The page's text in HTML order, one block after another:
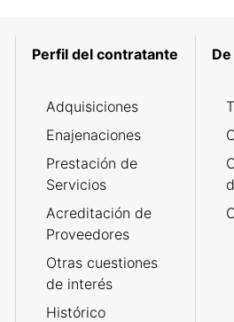
Perfil del contratante
Adquisiciones
Enajenaciones
Prestación de
Servicios
Acreditación de
Proveedores
Otras cuestiones
de interés
Histórico